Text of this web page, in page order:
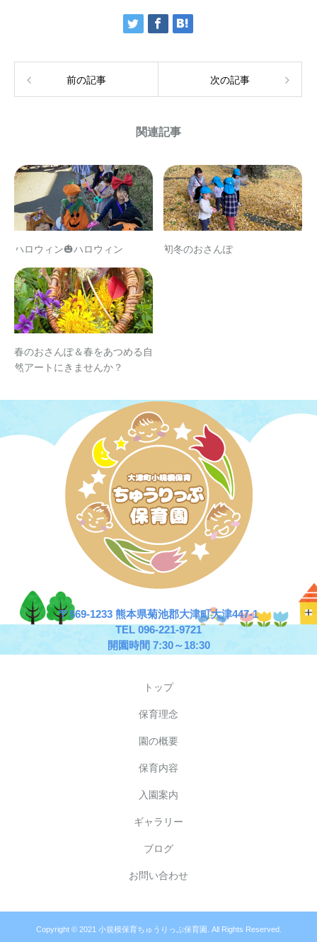
前の記事 次の記事
関連記事
ハロウィン🎃ハロウィン 初冬のおさんぽ
春のおさんぽ＆春をあつめる自
然アートにきませんか？
〒869-1233 熊本県菊池郡大津町大津447-1
TEL 096-221-9721
開園時間 7:30～18:30
トップ
保育理念
園の概要
保育内容
入園案内
ギャラリー
ブログ
お問い合わせ
Copyright © 2021 小規模保育ちゅうりっぷ保育園. All Rights Reserved.